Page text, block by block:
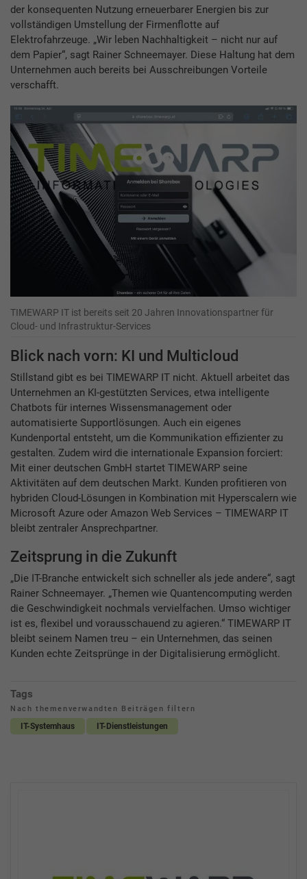
der konsequenten Nutzung erneuerbarer Energien bis zur
vollständigen Umstellung der Firmenflotte auf
Elektrofahrzeuge. „Wir leben Nachhaltigkeit – nicht nur auf
dem Papier“, sagt Rainer Schneemayer. Diese Haltung hat dem
Unternehmen auch bereits bei Ausschreibungen Vorteile
verschafft.
TIMEWARP IT ist bereits seit 20 Jahren Innovationspartner für
Cloud- und Infrastruktur-Services
Blick nach vorn: KI und Multicloud
Stillstand gibt es bei TIMEWARP IT nicht. Aktuell arbeitet das
Unternehmen an KI-gestützten Services, etwa intelligente
Chatbots für internes Wissensmanagement oder
automatisierte Supportlösungen. Auch ein eigenes
Kundenportal entsteht, um die Kommunikation effizienter zu
gestalten. Zudem wird die internationale Expansion forciert:
Mit einer deutschen GmbH startet TIMEWARP seine
Aktivitäten auf dem deutschen Markt. Kunden profitieren von
hybriden Cloud-Lösungen in Kombination mit Hyperscalern wie
Microsoft Azure oder Amazon Web Services – TIMEWARP IT
bleibt zentraler Ansprechpartner.
Zeitsprung in die Zukunft
„Die IT-Branche entwickelt sich schneller als jede andere“, sagt
Rainer Schneemayer. „Themen wie Quantencomputing werden
die Geschwindigkeit nochmals vervielfachen. Umso wichtiger
ist es, flexibel und vorausschauend zu agieren.“ TIMEWARP IT
bleibt seinem Namen treu – ein Unternehmen, das seinen
Kunden echte Zeitsprünge in der Digitalisierung ermöglicht.
Tags
Nach themenverwandten Beiträgen filtern
IT-Systemhaus IT-Dienstleistungen